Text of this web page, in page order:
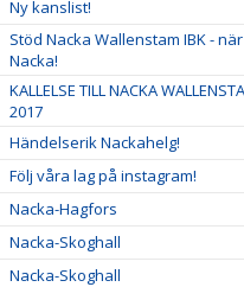
Ny kanslist!
Stöd Nacka Wallenstam IBK -
Nacka!
KALLELSE TILL NACKA
2017
Händelserik Nackahelg!
Följ våra lag på instagram!
Nacka-Hagfors
Nacka-Skoghall
Nacka-Skoghall